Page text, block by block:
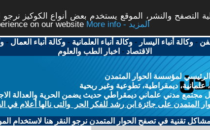
التصفح والنشر، الموقع يستخدم بعض أنواع الكوكيز
on our website
More info - المزيد
-وكالة أنباء اليسار -وكالة أنباء العلمانية -وكالة أنباء العمال -
الاقتصاد - اخبار الطب والعلوم
لمؤسسة الحوار المتمدن
علمانية، ديمقراطية، تطوعية وغير ربحية
مجتمع مدني علماني ديمقراطي حديث يضمن الحرية والعدالة
المتمدن على جائزة ابن رشد للفكر الحر والتى نالها أعلام في
مشاكل تقنية في تصفح الحوار المتمدن نرجو النقر هنا لاستخدام